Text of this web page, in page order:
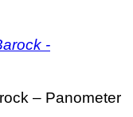
– Panometer